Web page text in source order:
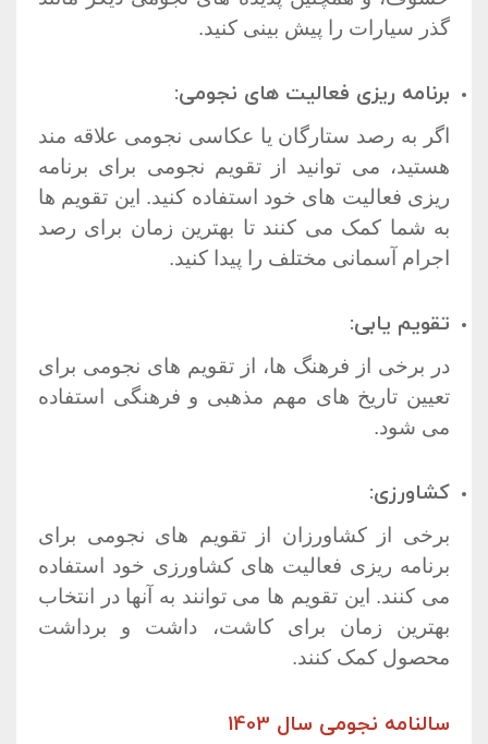
گذر سیارات را پیش بینی کنید.
برنامه ریزی فعالیت های نجومی:
اگر به رصد ستارگان یا عکاسی نجومی علاقه مند
هستید، می توانید از تقویم نجومی برای برنامه
ریزی فعالیت های خود استفاده کنید. این تقویم ها
به شما کمک می کنند تا بهترین زمان برای رصد
اجرام آسمانی مختلف را پیدا کنید.
تقویم یابی:
در برخی از فرهنگ ها، از تقویم های نجومی برای
تعیین تاریخ های مهم مذهبی و فرهنگی استفاده
می شود.
کشاورزی:
برخی از کشاورزان از تقویم های نجومی برای
برنامه ریزی فعالیت های کشاورزی خود استفاده
می کنند. این تقویم ها می توانند به آنها در انتخاب
بهترین زمان برای کاشت، داشت و برداشت
محصول کمک کنند.
سالنامه نجومی سال 1403